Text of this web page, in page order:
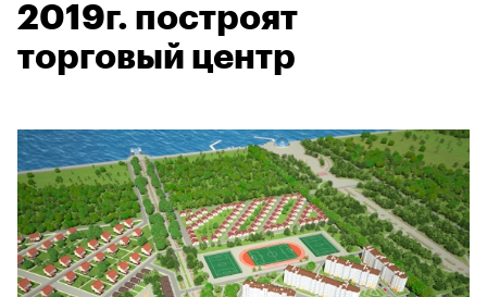
2019г. построят
торговый центр